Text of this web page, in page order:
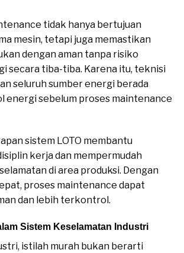
tidak hanya bertujuan
mesin, tetapi juga memastikan
dengan aman tanpa risiko
secara tiba-tiba. Karena itu, teknisi
seluruh sumber energi berada
energi sebelum proses maintenance
sistem LOTO membantu
kerja dan mempermudah
di area produksi. Dengan
proses maintenance dapat
dan lebih terkontrol.
Sistem Keselamatan Industri
istilah murah bukan berarti